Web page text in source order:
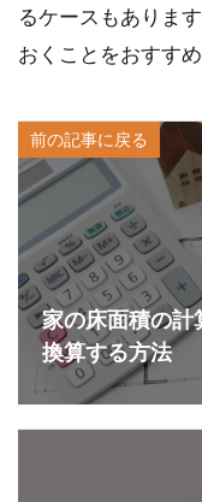
るケースもありま
おくことをおすすめ
前の記事に戻る
家の床面積の計
換算する方法